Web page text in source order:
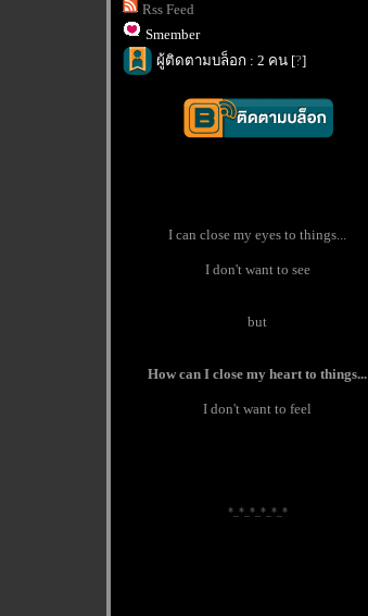
Rss Feed
Smember
ผู้ติดตามบล็อก : 2 คน [?]
I can close my eyes to things...
I don't want to see
but
How can I close my heart to things...
I don't want to feel
*_*_*_*_*_*